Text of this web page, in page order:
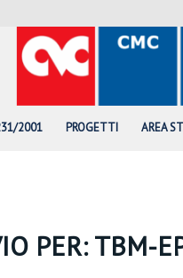
2001 PROGETTI AREA
PER:TBM-